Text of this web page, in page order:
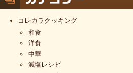
コレカラクッキング
和食
洋食
中華
減塩レシピ